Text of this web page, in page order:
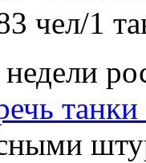
чел/1